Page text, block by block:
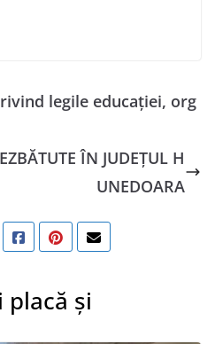
legile educației, org
ÎN JUDEȚUL H
UNEDOARA
placă și